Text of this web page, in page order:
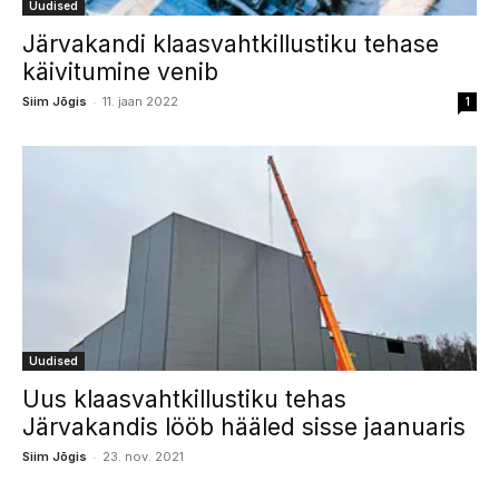
Uudised
Järvakandi klaasvahtkillustiku tehase
käivitumine venib
Siim Jõgis - 11. jaan 2022 1
Uudised
Uus klaasvahtkillustiku tehas
Järvakandis lööb hääled sisse jaanuaris
Siim Jõgis - 23. nov. 2021